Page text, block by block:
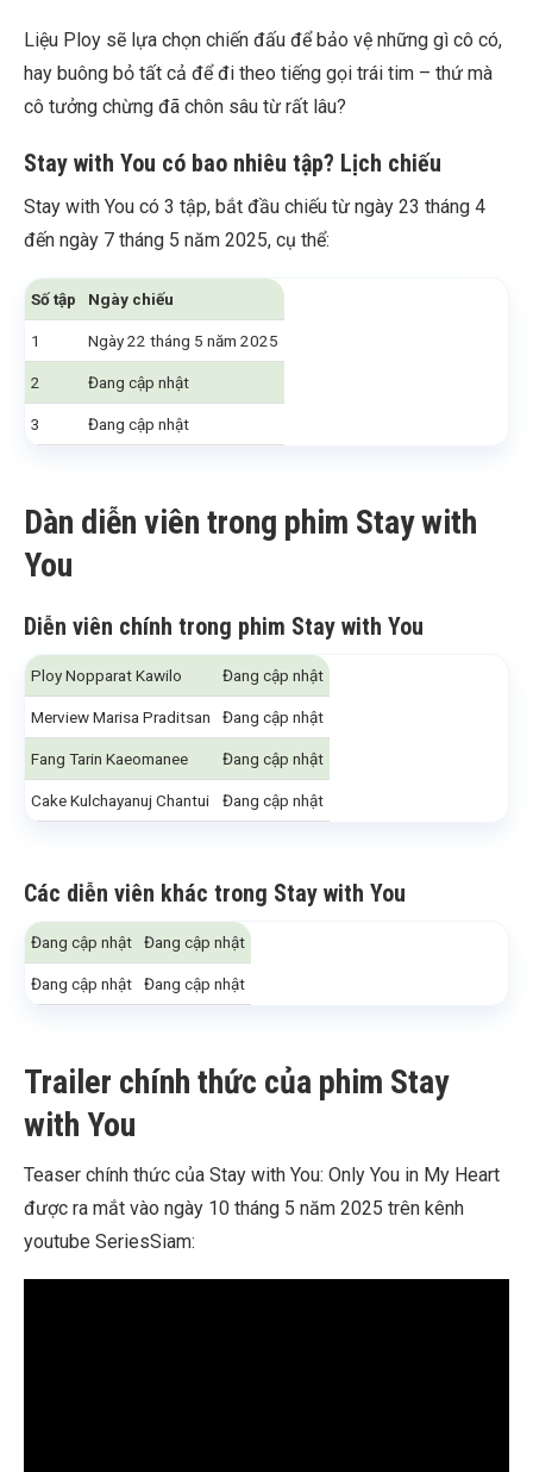
Liệu Ploy sẽ lựa chọn chiến đấu để bảo vệ những gì cô có,
hay buông bỏ tất cả để đi theo tiếng gọi trái tim – thứ mà
cô tưởng chừng đã chôn sâu từ rất lâu?
Stay with You có bao nhiêu tập? Lịch chiếu
Stay with You có 3 tập, bắt đầu chiếu từ ngày 23 tháng 4
đến ngày 7 tháng 5 năm 2025, cụ thể:
Số tập Ngày chiếu
1 Ngày 22 tháng 5 năm 2025
2 Đang cập nhật
3 Đang cập nhật
Dàn diễn viên trong phim Stay with
You
Diễn viên chính trong phim Stay with You
Ploy Nopparat Kawilo Đang cập nhật
Merview Marisa Praditsan Đang cập nhật
Fang Tarin Kaeomanee Đang cập nhật
Cake Kulchayanuj Chantui Đang cập nhật
Các diễn viên khác trong Stay with You
Đang cập nhật Đang cập nhật
Đang cập nhật Đang cập nhật
Trailer chính thức của phim Stay
with You
Teaser chính thức của Stay with You: Only You in My Heart
được ra mắt vào ngày 10 tháng 5 năm 2025 trên kênh
youtube SeriesSiam: